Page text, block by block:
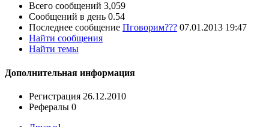
Всего сообщений 3,059
Сообщений в день 0.54
Последнее сообщение Пговорим??? 07.01.2013 19:47
Найти сообщения
Найти темы
Дополнительная информация
Регистрация 26.12.2010
Рефералы 0